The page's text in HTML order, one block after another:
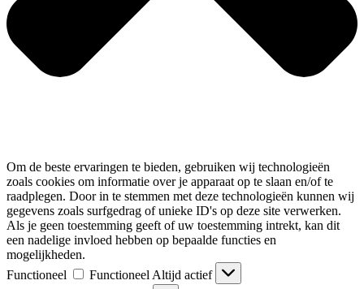
Om de beste ervaringen te bieden, gebruiken wij technologieën
zoals cookies om informatie over je apparaat op te slaan en/of te
raadplegen. Door in te stemmen met deze technologieën kunnen wij
gegevens zoals surfgedrag of unieke ID's op deze site verwerken.
Als je geen toestemming geeft of uw toestemming intrekt, kan dit
een nadelige invloed hebben op bepaalde functies en
mogelijkheden.
Functioneel
FunctioneelAltijd actief